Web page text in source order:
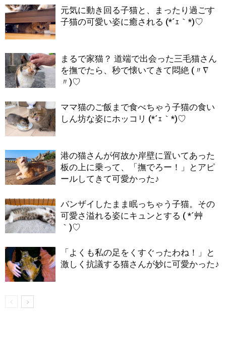
元気に動き回る子猫と、まったり過ごす
子猫の可愛い姿に癒される (*´ｪ｀*)♡
まるで家猫？ 道端で出会った三毛猫さん
を撫でたら、秒で懐いてきて悶絶 (〃∇
〃)♡
ママ猫のご飯まで食べちゃう子猫の食い
しん坊な姿にホッコリ (*´ｪ｀*)♡
港の猫さんが何故か岸壁に置いてあった
板の上に乗って、「撫でろー！」とアピ
ールしてきて可愛かった♪
バンザイしたまま眠っちゃう子猫。その
可愛さ溢れる姿にキュンとする ( *´艸
｀)♡
「よくも私の足をくすぐったわね！」と
激しく抗議する猫さんが妙に可愛かった♪